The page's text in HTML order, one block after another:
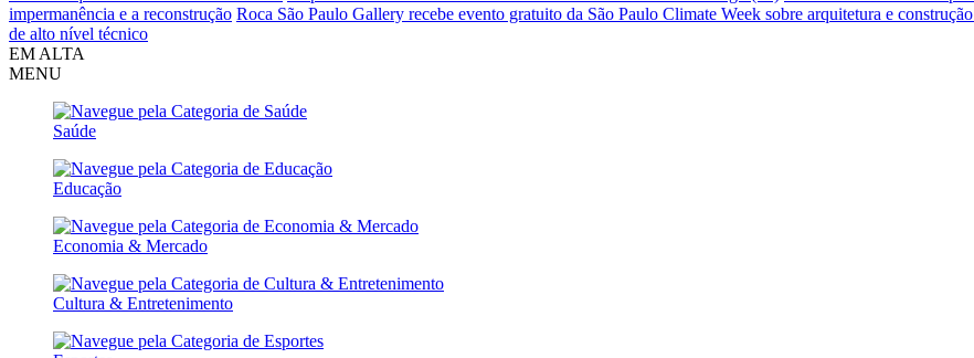
impermanência e a reconstrução Roca São Paulo Gallery recebe evento gratuito da São Paulo Climate Week sobre arquitetura e
de alto nível técnico
EM ALTA
MENU
Saúde
Educação
Economia & Mercado
Cultura & Entretenimento